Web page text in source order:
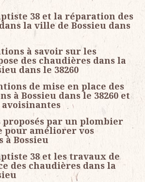
38 et la réparation des
la ville de Bossieu dans
à savoir sur les
des chaudières dans la
dans le 38260
de mise en place des
à Bossieu dans le 38260 et
proposés par un plombier
pour améliorer vos
Bossieu
38 et les travaux de
des chaudières dans la